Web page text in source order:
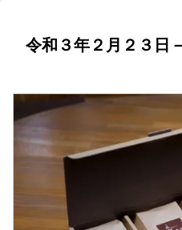
令和３年２月２３日